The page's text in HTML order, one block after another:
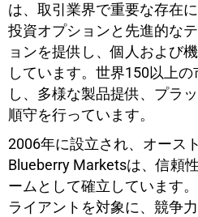
は、取引業界で重要な存在
投資オプションと先進的な
ョンを提供し、個人および
しています。世界150以上
し、多様な製品提供、プラ
順守を行っています。
2006年に設立され、オース
Blueberry Marketsは、信頼
ームとして確立しています
ライアントを対象に、競争